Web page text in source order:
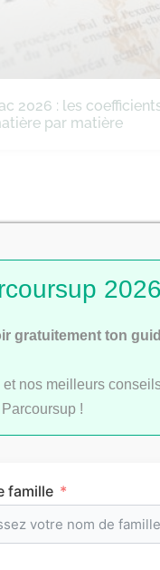
2026 : les
par matière
pour
gratuitement ton
et nos meilleurs
!
famille